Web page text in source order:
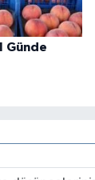
Günde